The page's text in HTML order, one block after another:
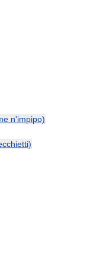
n'impipo)